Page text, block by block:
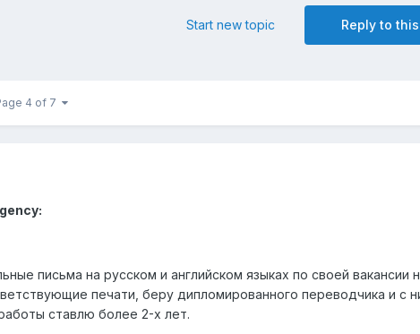
Reply to
Start new topic
4 of 7
письма на русском и английском языках по своей вакансии
печати, беру дипломированного переводчика и с
ставлю более 2-х лет.